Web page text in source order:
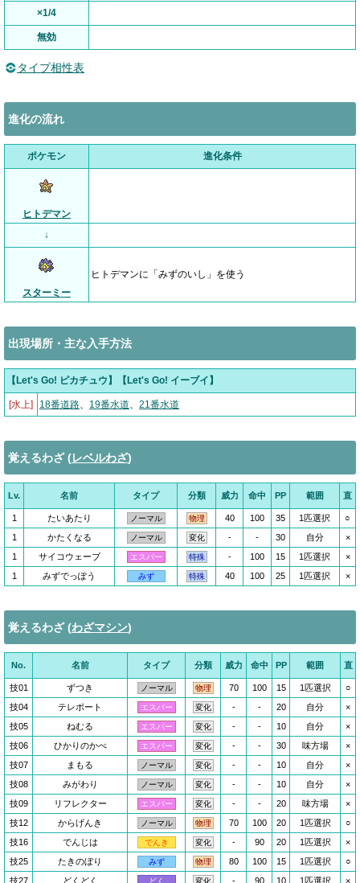
×1/4
無効
タイプ相性表
進化の流れ
ポケモン 進化条件
ヒトデマン
↓
スターミー
ヒトデマンに「みずのいし」を使う
出現場所・主な入手方法
【Let's Go! ピカチュウ】【Let's Go! イーブイ】
[水上] 18番道路、 19番水道、 21番水道
覚えるわざ (レベルわざ)
Lv. 名前 タイプ 分類 威力 命中 PP 範囲 直
1 たいあたり ノーマル 物理 40 100 35 1匹選択
○
1
かたくなる ノーマル 変化 - - 30 自分
×
1
サイコウェーブ エスパー 特殊 - 100 15 1匹選択
×
1
みずでっぽう みず 特殊 40 100 25 1匹選択 ×
覚えるわざ (わざマシン)
No. 名前 タイプ 分類 威力 命中 PP 範囲 直
技01 ずつき ノーマル 物理 70 100 15 1匹選択
○
技04
テレポート エスパー 変化 - - 20 自分
×
技05
ねむる エスパー 変化 - - 10 自分
×
技06
ひかりのかべ エスパー 変化 - - 30 味方場
×
技07
まもる ノーマル 変化 - - 10 自分
×
技08
みがわり ノーマル 変化 - - 10 自分
×
技09
リフレクター エスパー 変化 - - 20 味方場
×
技12
からげんき ノーマル 物理 70 100 20 1匹選択
○
技16
でんじは でんき 変化 - 90 20 1匹選択
×
技25
たきのぼり みず 物理 80 100 15 1匹選択
○
技27
どくどく どく 変化 - 90 10 1匹選択 ×